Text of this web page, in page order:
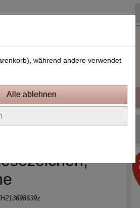
während andere verwendet